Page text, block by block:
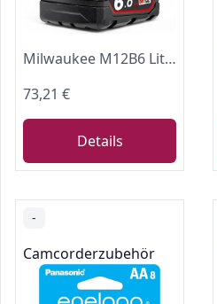
Milwaukee M12B6 Lithium-Akku, wiederaufladbar, kabellos, 12 V, 6,0 Ah, Rot
73,21 €
Details
-
Camcorderzubehör